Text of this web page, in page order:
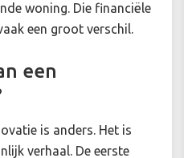
woning. Die financiële
een groot verschil.
een
is anders. Het is
verhaal. De eerste